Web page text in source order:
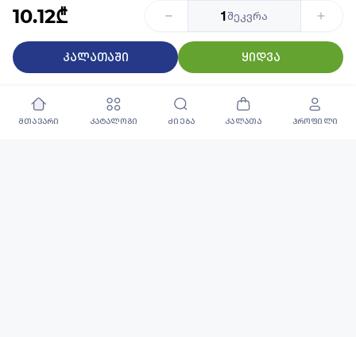
10.12₾ 1შეკვრა
კალათაში ყიდვა
გარანტირებული
ხარისხი
პროდუქცია
საუკეთესო კატალოგი
45 000+ დასახელების
მთავარი კატალოგი ძიება კალათა პროფილი